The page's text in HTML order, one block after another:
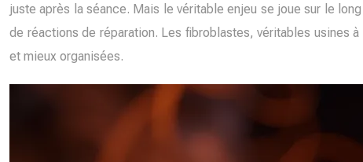
juste après la séance. Mais le véritable enjeu se joue sur le
de réactions de réparation. Les fibroblastes, véritables usines
et mieux organisées.